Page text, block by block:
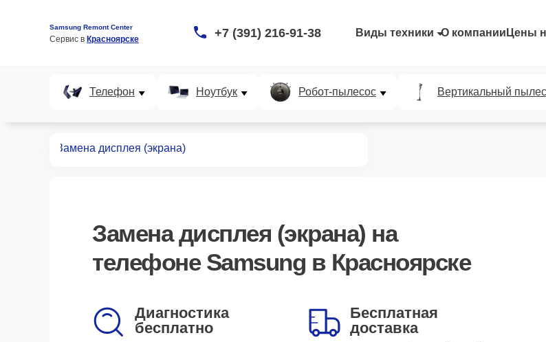
Samsung Remont Center
Сервис в Красноярске +7 (391) 216-91-38 Виды техники О компании Цены
Телефон Ноутбук Робот-пылесос Вертикальный
Замена дисплея (экрана)
Замена дисплея (экрана) на
телефоне Samsung в Красноярске
Диагностика
бесплатно
Бесплатная
доставка